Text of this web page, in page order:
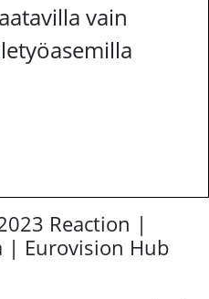
vain
Reaction |
| Eurovision Hub